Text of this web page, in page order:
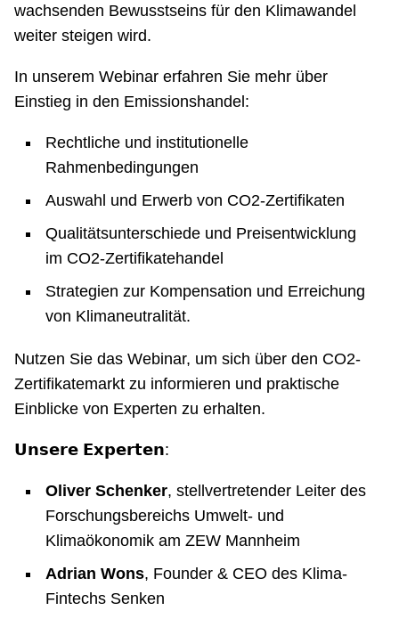
wachsenden Bewusstseins für den Klimawandel
weiter steigen wird.
In unserem Webinar erfahren Sie mehr über
Einstieg in den Emissionshandel:
Rechtliche und institutionelle
Rahmenbedingungen
Auswahl und Erwerb von CO2-Zertifikaten
Qualitätsunterschiede und Preisentwicklung
im CO2-Zertifikatehandel
Strategien zur Kompensation und Erreichung
von Klimaneutralität.
Nutzen Sie das Webinar, um sich über den CO2-
Zertifikatemarkt zu informieren und praktische
Einblicke von Experten zu erhalten.
𝗨𝗻𝘀𝗲𝗿𝗲 𝗘𝘅𝗽𝗲𝗿𝘁𝗲𝗻:
Oliver Schenker, stellvertretender Leiter des
Forschungsbereichs Umwelt- und
Klimaökonomik am ZEW Mannheim
Adrian Wons, Founder & CEO des Klima-
Fintechs Senken